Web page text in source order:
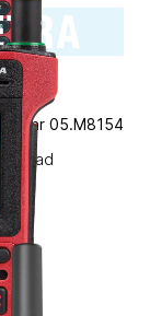
art.nr 05.M8154